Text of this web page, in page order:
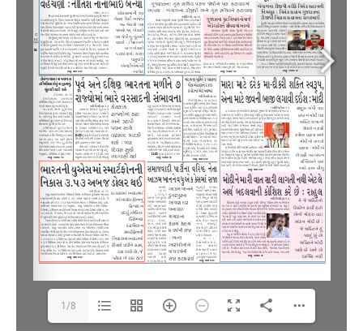
1/8